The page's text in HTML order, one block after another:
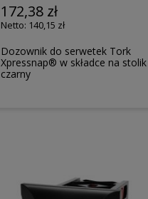
172,38 zł
140,15 zł
Dozownik do serwetek Tork
Xpressnap® w składce na stolik
czarny